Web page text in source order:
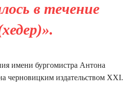
в течение
имени бургомистра Антона
черновицким издательством ХХІ.